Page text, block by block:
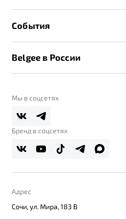
Расчет КАСКО
Техническое обслуживание
Калькулятор ТО
Помощь на дорогах
Belgee Линк
Belgee Плюс
Реферальная программа
События
Belgee в России
О дилерском центре
Правовая информация
Мы в соцсетях
Бренд в соцсетях
Адрес
Сочи, ул. Мира, 183 В